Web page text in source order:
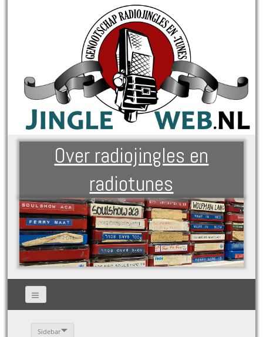
Over radiojingles en
radiotunes
Sidebar